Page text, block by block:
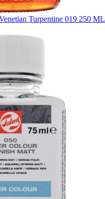
Turpentine 019 250 ML